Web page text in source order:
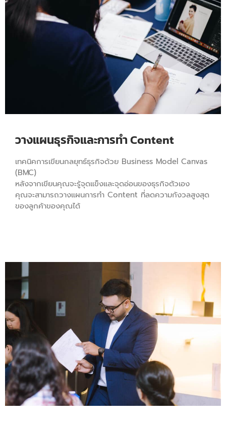
วางแผนธุรกิจและการทำ Content
เทคนิคการเขียนกลยุทธ์ธุรกิจด้วย Business Model Canvas
(BMC)
หลังจากเขียนคุณจะรู้จุดแข็งและจุดอ่อนของธุรกิจตัวเอง
คุณจะสามารถวางแผนการทำ Content ที่ลดความกังวลสูงสุด
ของลูกค้าของคุณได้